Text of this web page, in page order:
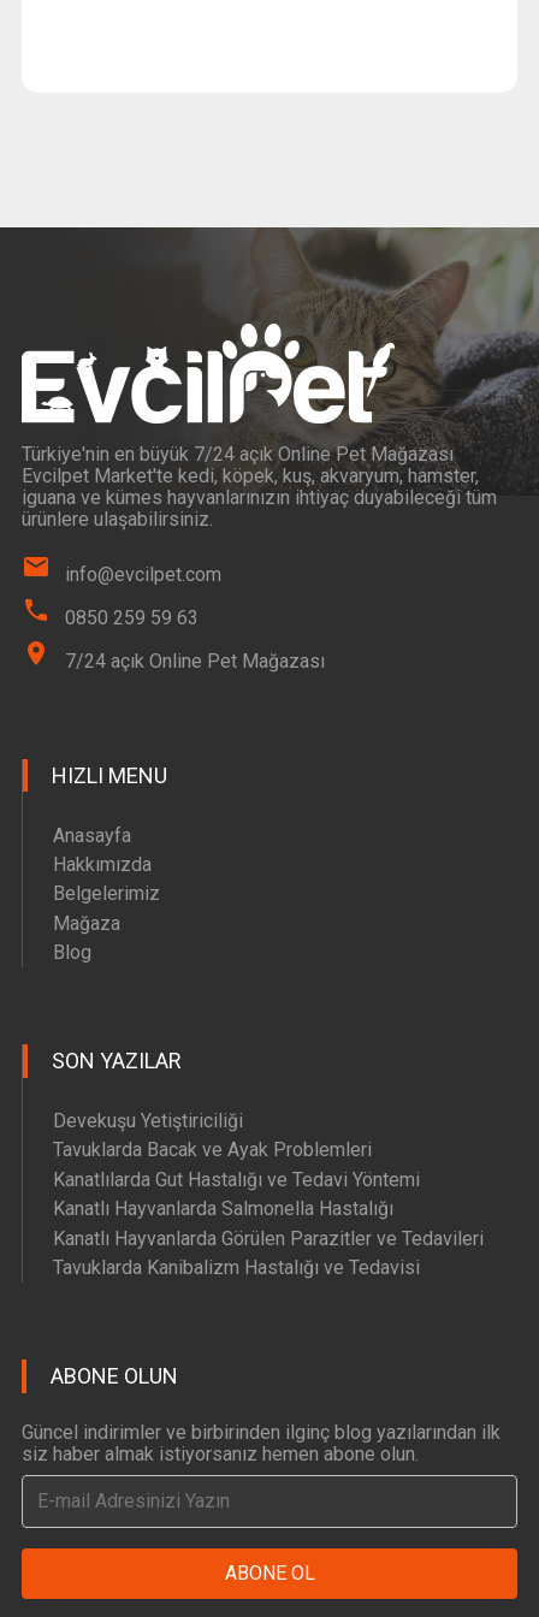
Türkiye'nin en büyük 7/24 açık Online Pet Mağazası
Evcilpet Market'te kedi, köpek, kuş, akvaryum, hamster,
iguana ve kümes hayvanlarınızın ihtiyaç duyabileceği tüm
ürünlere ulaşabilirsiniz.
info@evcilpet.com
0850 259 59 63
7/24 açık Online Pet Mağazası
HIZLI MENU
Anasayfa
Hakkımızda
Belgelerimiz
Mağaza
Blog
SON YAZILAR
Devekuşu Yetiştiriciliği
Tavuklarda Bacak ve Ayak Problemleri
Kanatlılarda Gut Hastalığı ve Tedavi Yöntemi
Kanatlı Hayvanlarda Salmonella Hastalığı
Kanatlı Hayvanlarda Görülen Parazitler ve Tedavileri
Tavuklarda Kanibalizm Hastalığı ve Tedavisi
ABONE OLUN
Güncel indirimler ve birbirinden ilginç blog yazılarından ilk
siz haber almak istiyorsanız hemen abone olun.
ABONE OL